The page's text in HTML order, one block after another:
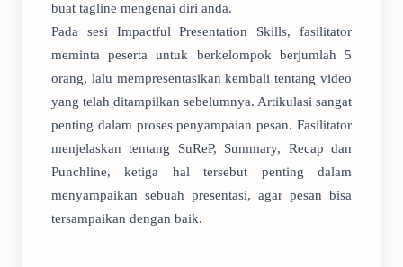
buat tagline mengenai diri anda.
Pada sesi Impactful Presentation Skills, fasilitator
meminta peserta untuk berkelompok berjumlah 5
orang, lalu mempresentasikan kembali tentang video
yang telah ditampilkan sebelumnya. Artikulasi sangat
penting dalam proses penyampaian pesan. Fasilitator
menjelaskan tentang SuReP, Summary, Recap dan
Punchline, ketiga hal tersebut penting dalam
menyampaikan sebuah presentasi, agar pesan bisa
tersampaikan dengan baik.